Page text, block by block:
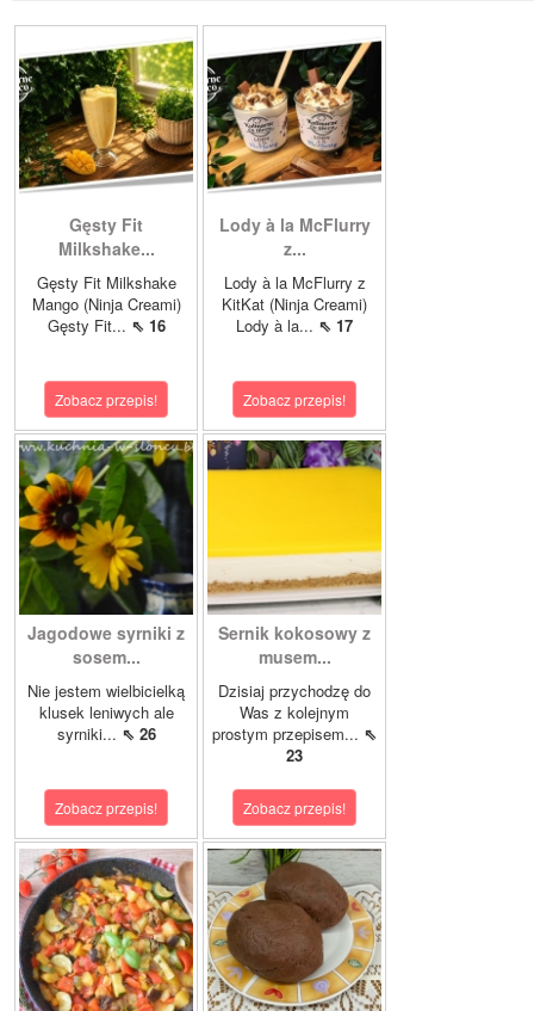
Gęsty Fit
Milkshake...
Gęsty Fit Milkshake
Mango (Ninja Creami)
Gęsty Fit... ⇖ 16
Zobacz przepis!
Lody à la McFlurry
z...
Lody à la McFlurry z
KitKat (Ninja Creami)
Lody à la... ⇖ 17
Zobacz przepis!
Jagodowe syrniki z
sosem...
Nie jestem wielbicielką
klusek leniwych ale
syrniki... ⇖ 26
Zobacz przepis!
Sernik kokosowy z
musem...
Dzisiaj przychodzę do
Was z kolejnym
prostym przepisem... ⇖
23
Zobacz przepis!